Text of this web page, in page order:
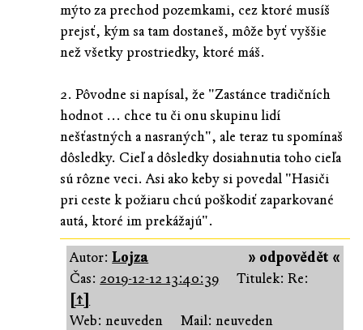
mýto za prechod pozemkami, cez ktoré musíš
prejsť, kým sa tam dostaneš, môže byť vyššie
než všetky prostriedky, ktoré máš.
2. Pôvodne si napísal, že "Zastánce tradičních
hodnot ... chce tu či onu skupinu lidí
nešťastných a nasraných", ale teraz tu spomínaš
dôsledky. Cieľ a dôsledky dosiahnutia toho cieľa
sú rôzne veci. Asi ako keby si povedal "Hasiči
pri ceste k požiaru chcú poškodiť zaparkované
autá, ktoré im prekážajú".
» odpovědět «
Autor:Lojza
Čas: 2019-12-12 13:40:39
Titulek: Re:
[↑]
Web: neuveden
Mail: neuveden